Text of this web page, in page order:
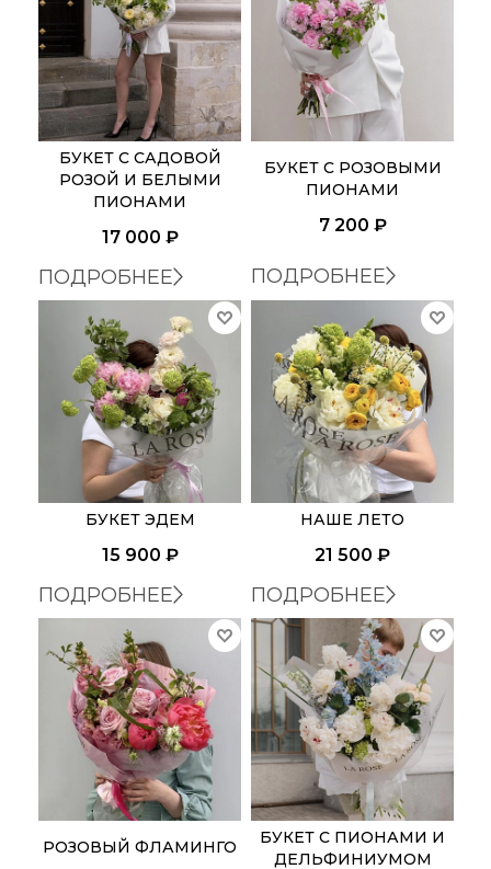
БУКЕТ С САДОВОЙ
РОЗОЙ И БЕЛЫМИ
ПИОНАМИ
17 000 ₽
ПОДРОБНЕЕ
БУКЕТ С РОЗОВЫМИ
ПИОНАМИ
7 200 ₽
ПОДРОБНЕЕ
БУКЕТ ЭДЕМ
15 900 ₽
ПОДРОБНЕЕ
НАШЕ ЛЕТО
21 500 ₽
ПОДРОБНЕЕ
РОЗОВЫЙ ФЛАМИНГО
БУКЕТ С ПИОНАМИ И
ДЕЛЬФИНИУМОМ